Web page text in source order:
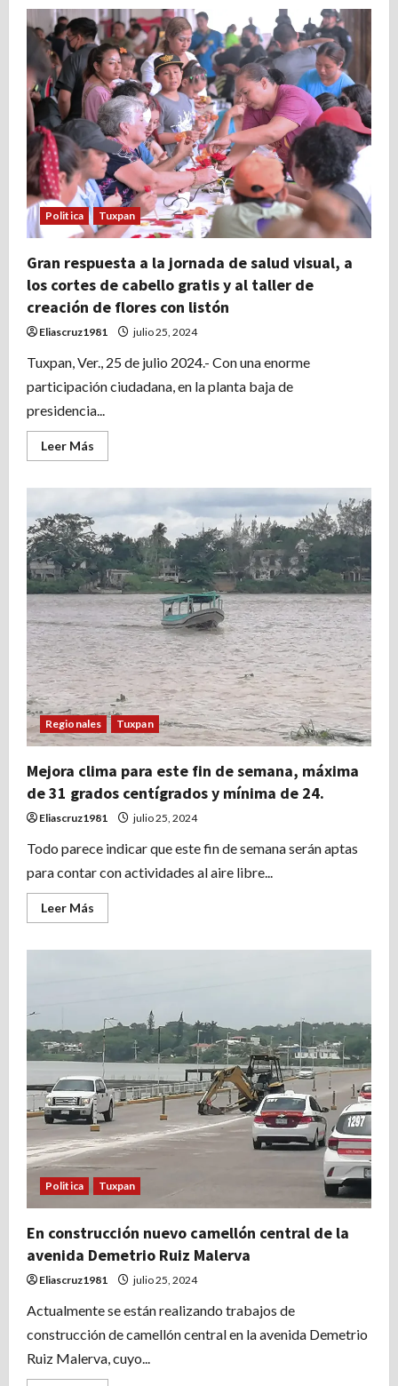
Con
talleres
de
capacitación,
el
Gobierno
de
Tuxpan
fomenta
emprendimientos
y
el
autoempleo
Politica Tuxpan
Gran respuesta a la jornada de salud visual, a
los cortes de cabello gratis y al taller de
creación de flores con listón
Eliascruz1981 julio 25, 2024
Tuxpan, Ver., 25 de julio 2024.- Con una enorme
participación ciudadana, en la planta baja de
presidencia...
Leer Más
más
respuesta
a
la
jornada
de
salud
visual,
a
los
cortes
de
cabello
gratis
y
al
taller
de
creación
de
flores
listón
Regionales Tuxpan
Mejora clima para este fin de semana, máxima
de 31 grados centígrados y mínima de 24.
Eliascruz1981 julio 25, 2024
Todo parece indicar que este fin de semana serán aptas
para contar con actividades al aire libre...
Leer Más
más
de
semana,
máxima
de
31
grados
centígrados
y
mínima
de
24.
Politica Tuxpan
En construcción nuevo camellón central de la
avenida Demetrio Ruiz Malerva
Eliascruz1981 julio 25, 2024
Actualmente se están realizando trabajos de
construcción de camellón central en la avenida Demetrio
Ruiz Malerva, cuyo...